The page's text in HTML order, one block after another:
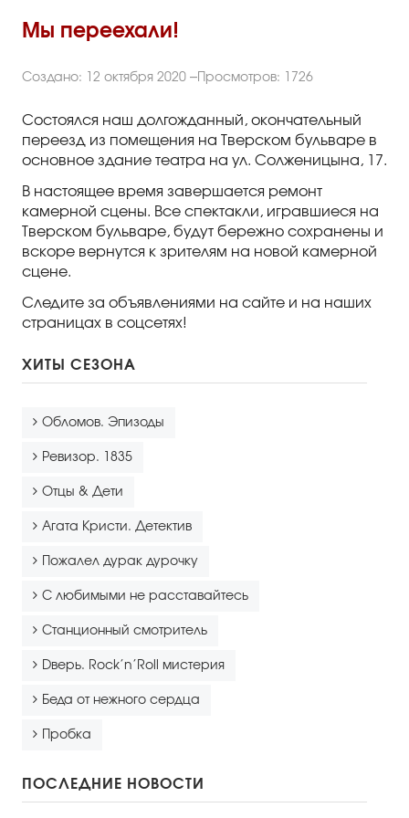
Правила группового посещения
Порядок возврата билетов
Новости
Репертуар
Афиша
Билеты
Контакты
Мы переехали!
Создано: 12 октября 2020 Просмотров: 1726
Состоялся наш долгожданный, окончательный
переезд из помещения на Тверском бульваре в
основное здание театра на ул. Солженицына, 17.
В настоящее время завершается ремонт
камерной сцены. Все спектакли, игравшиеся на
Тверском бульваре, будут бережно сохранены и
вскоре вернутся к зрителям на новой камерной
сцене.
Следите за объявлениями на сайте и на наших
страницах в соцсетях!
ХИТЫ СЕЗОНА
Обломов. Эпизоды
Ревизор. 1835
Отцы & Дети
Агата Кристи. Детектив
Пожалел дурак дурочку
С любимыми не расставайтесь
Станционный смотритель
Dверь. Rock’n’Roll мистерия
Беда от нежного сердца
Пробка
ПОСЛЕДНИЕ НОВОСТИ